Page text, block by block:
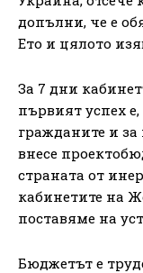
допълни, че е
Ето и цялото
За 7 дни
първият успех
гражданите и за
внесе
страната от
кабинетите на
поставяме на
Бюджетът е